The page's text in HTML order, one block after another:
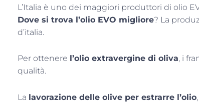
L’Italia è uno dei maggiori produttori di olio
Dove si trova l’olio EVO migliore? La
d’italia.
Per ottenere l’olio extravergine di oliva, i
qualità.
La lavorazione delle olive per estrarre l’olio